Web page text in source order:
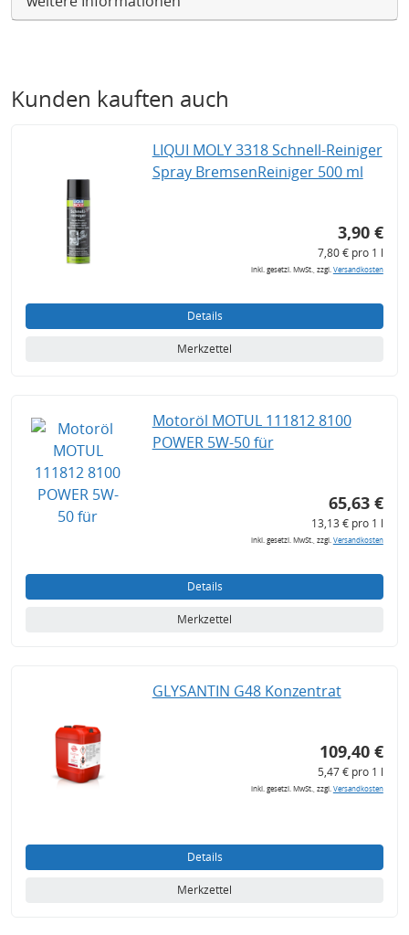
Kunden kauften auch
LIQUI MOLY 3318 Schnell-Reiniger
Spray BremsenReiniger 500 ml
3,90 €
7,80 € pro 1 l
inkl. gesetzl. MwSt., zzgl.Versandkosten
Details
Merkzettel
Motoröl MOTUL 111812 8100
POWER 5W-50 für
65,63 €
13,13 € pro 1 l
inkl. gesetzl. MwSt., zzgl.Versandkosten
Details
Merkzettel
GLYSANTIN G48 Konzentrat
109,40 €
5,47 € pro 1 l
inkl. gesetzl. MwSt., zzgl.Versandkosten
Details
Merkzettel